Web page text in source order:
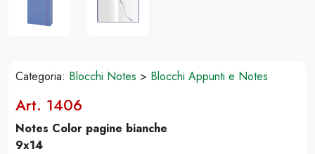
Categoria: Blocchi Notes > Blocchi Appunti e Notes
Art. 1406
Notes Color pagine bianche
9x14